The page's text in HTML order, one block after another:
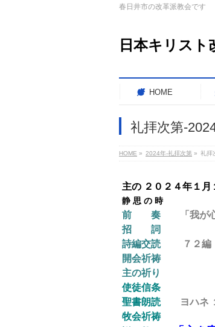
春日井市の改革派教会です
日本キリスト
HOME
礼拝次第-
HOME » 2024年-礼拝次第 » 礼拝
主の ２０２４年１
静 思 の 時
前 奏
「我
招 詞
詩編交読
７２編
開会祈祷
主の祈り
使徒信条
聖書朗読
ヨハネ
牧会祈祷